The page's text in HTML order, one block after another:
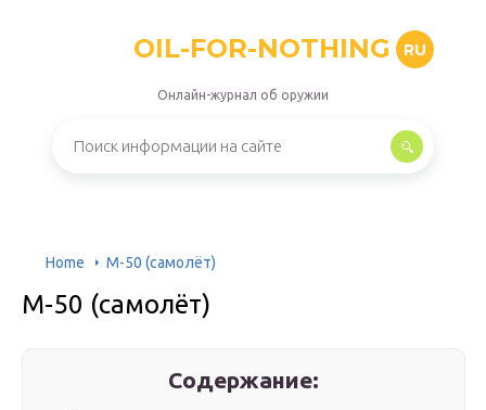
OIL-FOR-NOTHING RU
Онлайн-журнал об оружии
Home М-50 (самолёт)
М-50 (самолёт)
Содержание: